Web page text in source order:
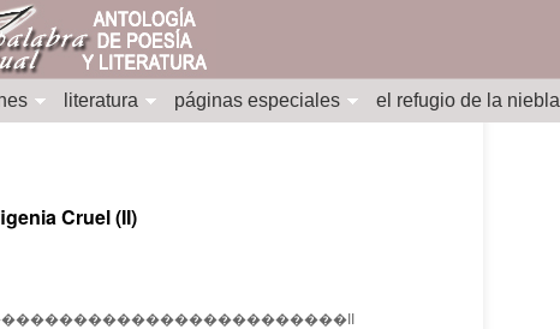
literatura páginas especiales el refugio de la niebla
Cruel (II)